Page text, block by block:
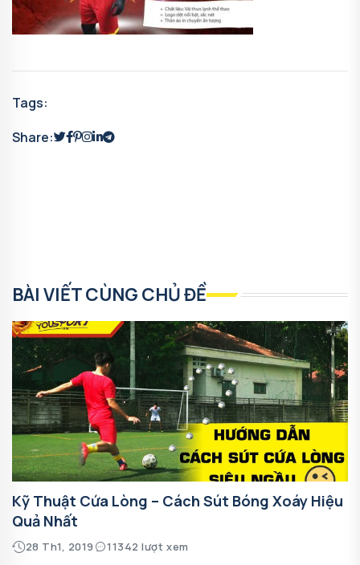
Tags:
Share:
BÀI VIẾT CÙNG CHỦ ĐỀ
Kỹ Thuật Cứa Lòng – Cách Sút Bóng Xoáy Hiệu
Quả Nhất
28 Th1, 2019 11342 lượt xem